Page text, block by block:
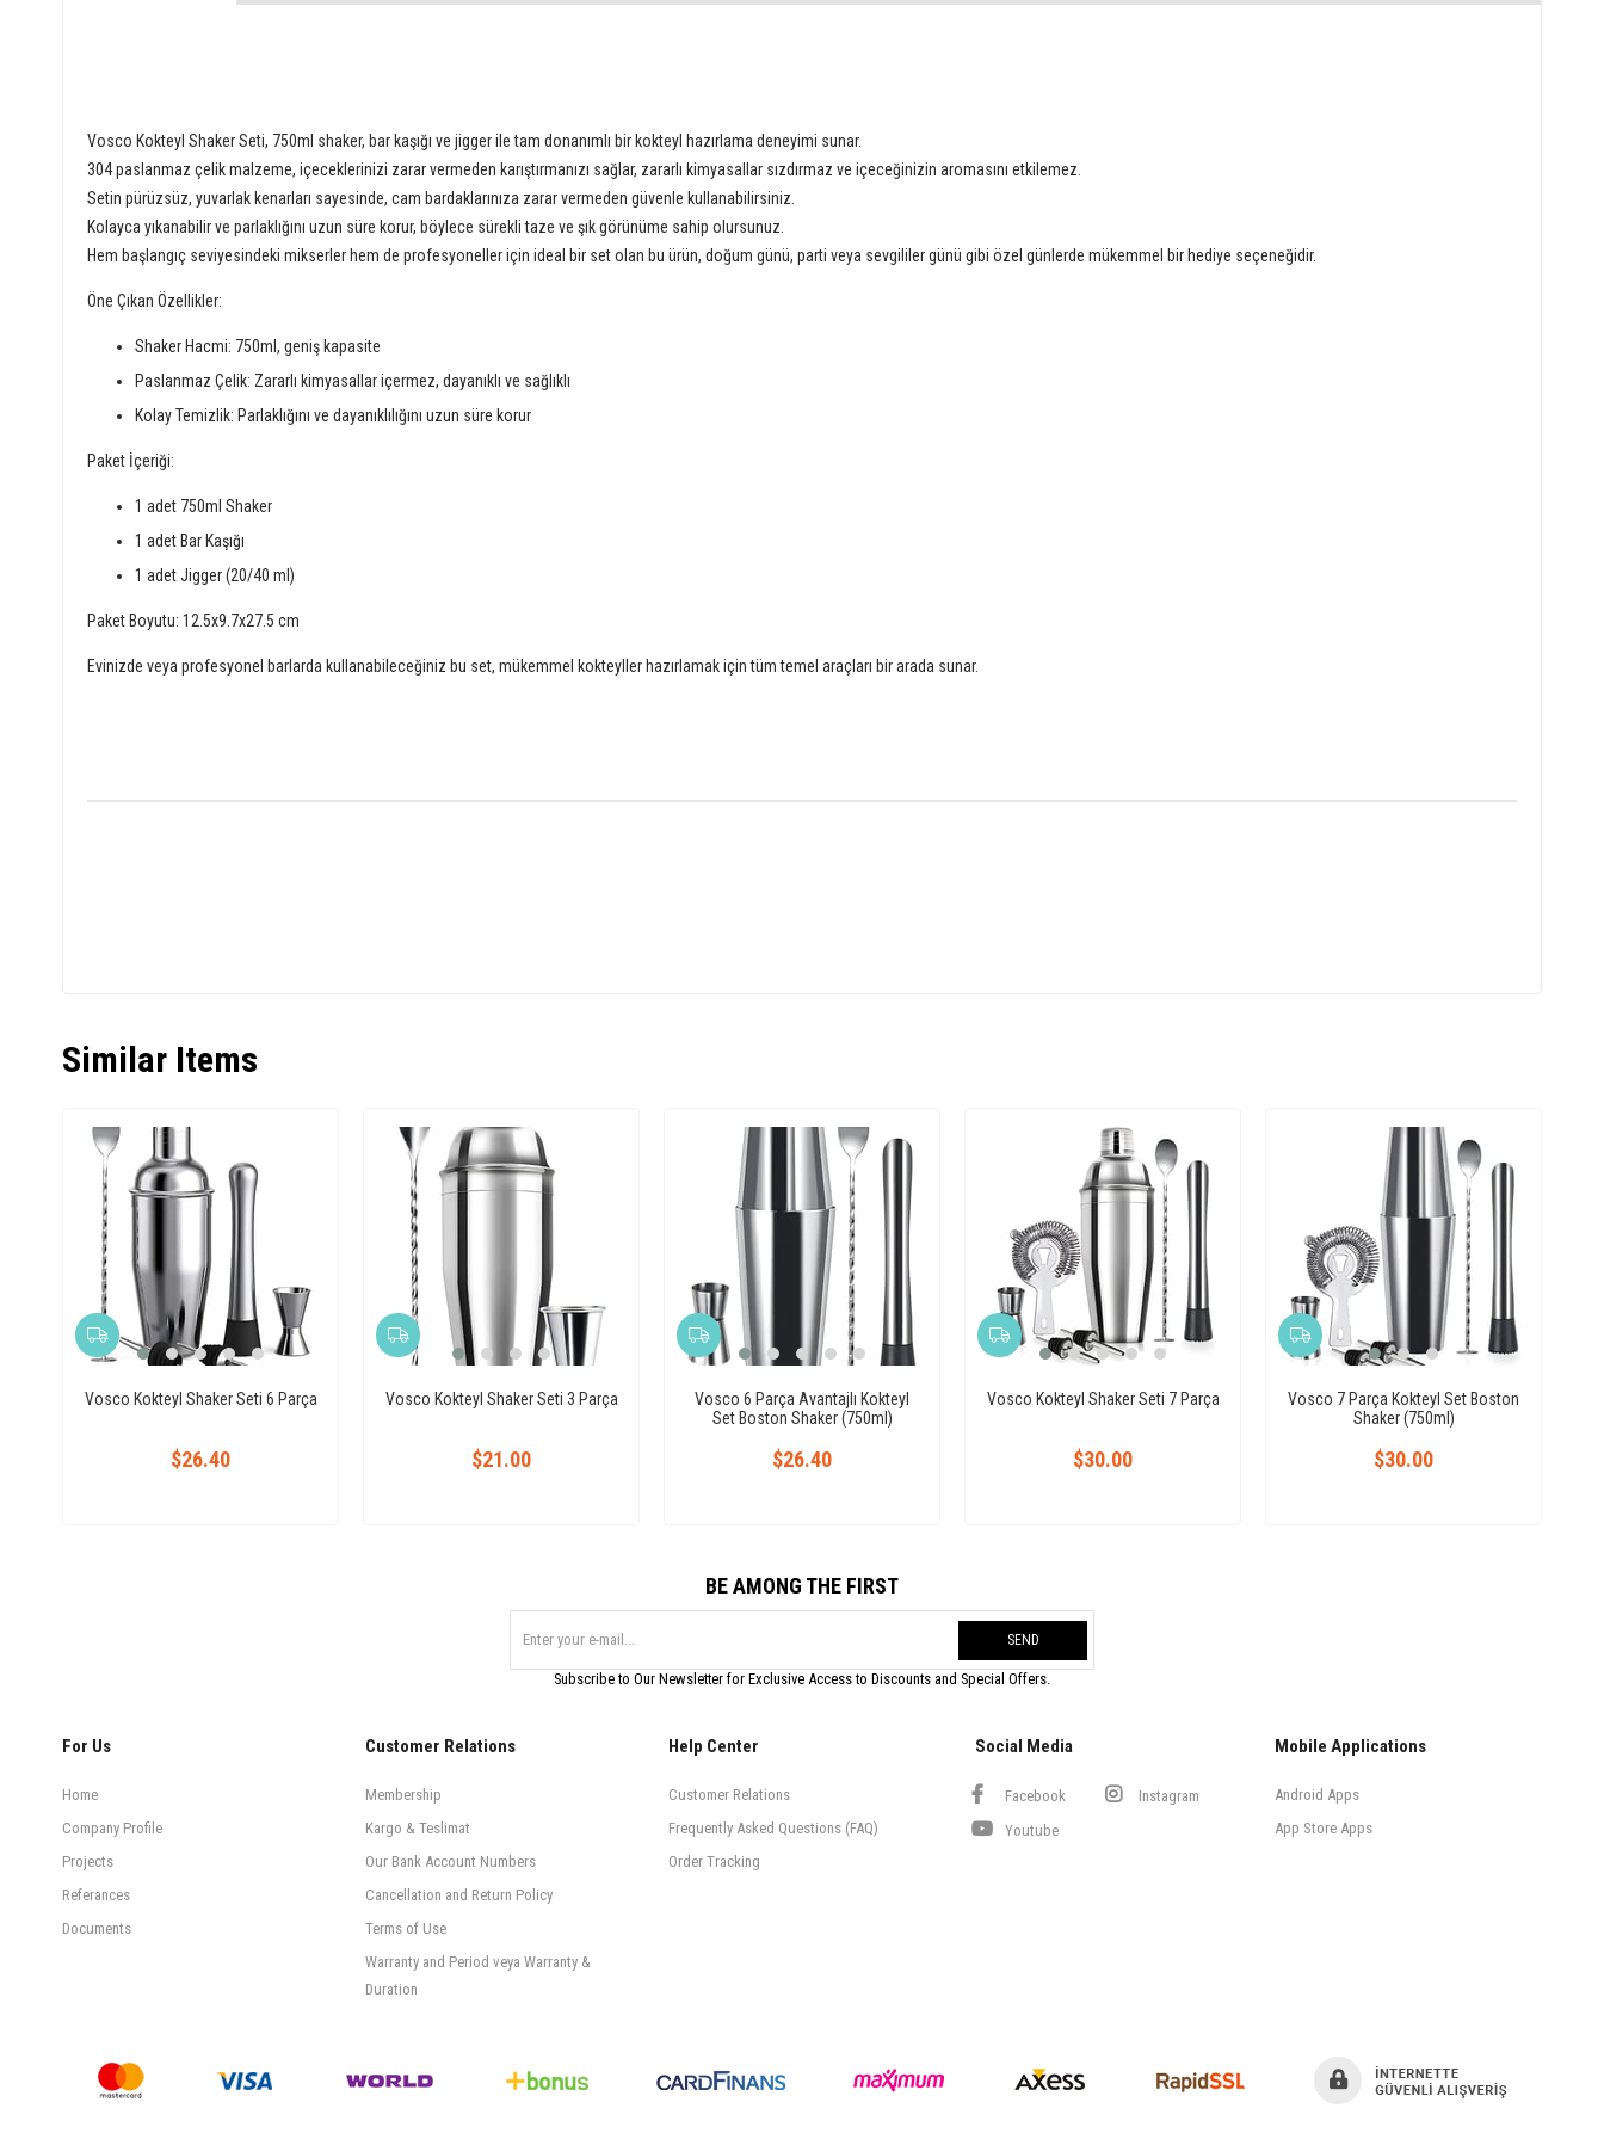
Vosco Kokteyl Shaker Seti, 750ml shaker, bar kaşığı ve jigger ile tam donanımlı bir kokteyl hazırlama deneyimi sunar.
304 paslanmaz çelik malzeme, içeceklerinizi zarar vermeden karıştırmanızı sağlar, zararlı kimyasallar sızdırmaz ve içeceğinizin aromasını etkilemez.
Setin pürüzsüz, yuvarlak kenarları sayesinde, cam bardaklarınıza zarar vermeden güvenle kullanabilirsiniz.
Kolayca yıkanabilir ve parlaklığını uzun süre korur, böylece sürekli taze ve şık görünüme sahip olursunuz.
Hem başlangıç seviyesindeki mikserler hem de profesyoneller için ideal bir set olan bu ürün, doğum günü, parti veya sevgililer günü gibi özel günlerde mükemmel bir hediye seçeneğidir.
Öne Çıkan Özellikler:
Shaker Hacmi: 750ml, geniş kapasite
Paslanmaz Çelik: Zararlı kimyasallar içermez, dayanıklı ve sağlıklı
Kolay Temizlik: Parlaklığını ve dayanıklılığını uzun süre korur
Paket İçeriği:
1 adet 750ml Shaker
1 adet Bar Kaşığı
1 adet Jigger (20/40 ml)
Paket Boyutu: 12.5x9.7x27.5 cm
Evinizde veya profesyonel barlarda kullanabileceğiniz bu set, mükemmel kokteyller hazırlamak için tüm temel araçları bir arada sunar.
Similar Items
Vosco Kokteyl Shaker Seti 6 Parça
$26.40
Vosco Kokteyl Shaker Seti 3 Parça
$21.00
Vosco 6 Parça Avantajlı Kokteyl
Set Boston Shaker (750ml)
$26.40
Vosco Kokteyl Shaker Seti 7 Parça
$30.00
Vosco 7 Parça Kokteyl Set Boston
Shaker (750ml)
$30.00
BE AMONG THE FIRST
SEND
Subscribe to Our Newsletter for Exclusive Access to Discounts and Special Offers.
For Us
Home
Company Profile
Projects
Referances
Documents
Customer Relations
Membership
Kargo & Teslimat
Our Bank Account Numbers
Cancellation and Return Policy
Terms of Use
Warranty and Period veya Warranty &
Duration
Help Center
Customer Relations
Frequently Asked Questions (FAQ)
Order Tracking
Social Media
Facebook
Instagram
Youtube
Mobile Applications
Android Apps
App Store Apps